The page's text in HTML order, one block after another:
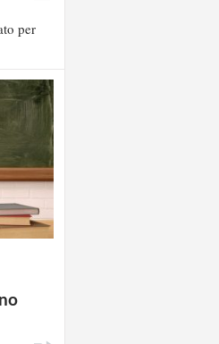
per